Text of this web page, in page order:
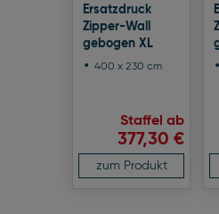
Ersatzdruck
Zipper-Wall
gebogen XL
400 x 230 cm
Staffel ab
377,30 €
zum Produkt